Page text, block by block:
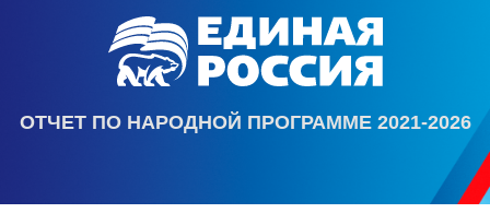
ОТЧЕТ ПО НАРОДНОЙ ПРОГРАММЕ 2021-2026